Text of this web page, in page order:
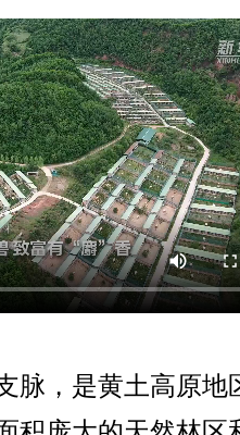
，是黄土高原地